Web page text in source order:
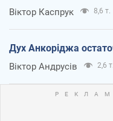
Віктор Каспрук 8,6 т.
Дух Анкоріджа
Віктор Андрусів 2,6 т.